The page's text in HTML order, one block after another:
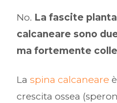
No. La fascite
calcaneare sono
ma fortemente
La spina calcaneare
crescita ossea